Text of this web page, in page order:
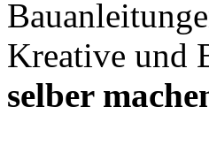
Kreative und
selber